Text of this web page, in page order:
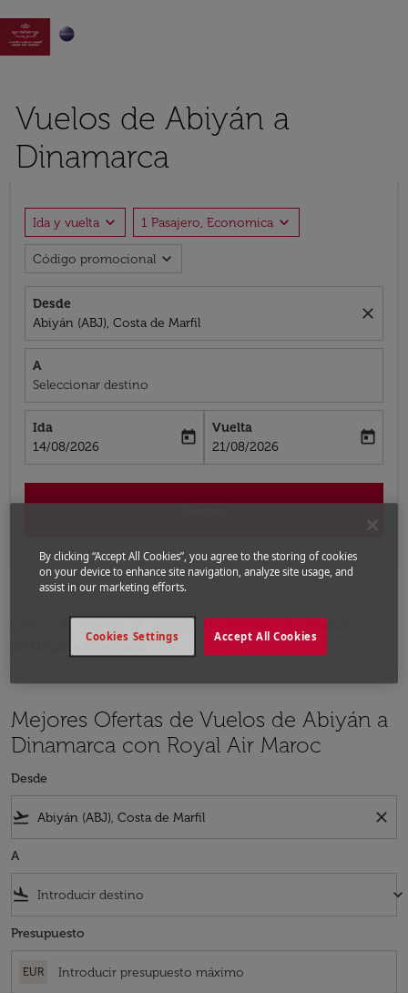

Vuelos de Abiyán a
Dinamarca
Ida y vuelta expand_more 1 Pasajero, Economica expand_more
Código promocional expand_more
Desde
Abiyán (ABJ), Costa de Marfil
close
A
Seleccionar destino
Ida
fc-booking-departure-date-aria-label
14/08/2026
today
Vuelta
fc-booking-return-date-aria-label
21/08/2026
today
Vuelos a Dinamarca
Vuelos
Mejores Ofertas de Vuelos de Abiyán a
Dinamarca con Royal Air Maroc
Desde
flight_takeoff close
A
flight_land keyboard_arrow_down
Presupuesto
EUR
By clicking “Accept All Cookies”, you agree to the storing of cookies
on your device to enhance site navigation, analyze site usage, and
assist in our marketing efforts.
Accept All Cookies
Cookies Settings